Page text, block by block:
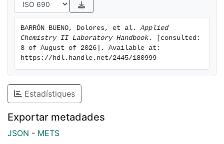
BARRÓN BUENO, Dolores, et al. Applied
Chemistry II Laboratory Handbook.
[consulted:
8 of August of 2026]. Available at:
https://hdl.handle.net/2445/180999
Estadístiques
Exportar metadades
JSON - METS